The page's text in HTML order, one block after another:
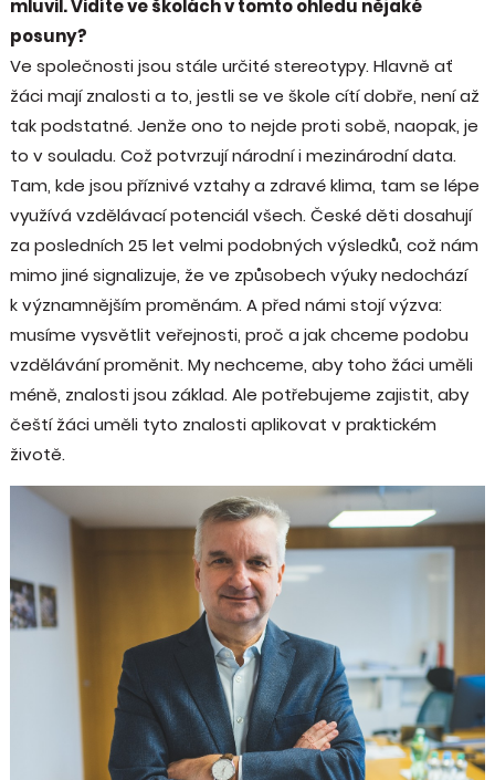
mluvil. Vidíte ve školách v tomto ohledu nějaké
posuny?
Ve společnosti jsou stále určité stereotypy. Hlavně ať
žáci mají znalosti a to, jestli se ve škole cítí dobře, není až
tak podstatné. Jenže ono to nejde proti sobě, naopak, je
to v souladu. Což potvrzují národní i mezinárodní data.
Tam, kde jsou příznivé vztahy a zdravé klima, tam se lépe
využívá vzdělávací potenciál všech. České děti dosahují
za posledních 25 let velmi podobných výsledků, což nám
mimo jiné signalizuje, že ve způsobech výuky nedochází
k významnějším proměnám. A před námi stojí výzva:
musíme vysvětlit veřejnosti, proč a jak chceme podobu
vzdělávání proměnit. My nechceme, aby toho žáci uměli
méně, znalosti jsou základ. Ale potřebujeme zajistit, aby
čeští žáci uměli tyto znalosti aplikovat v praktickém
životě.